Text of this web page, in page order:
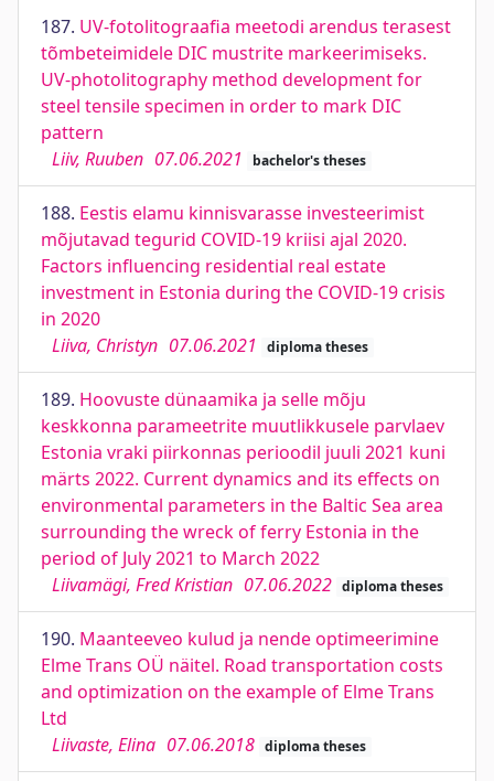
187. UV-fotolitograafia meetodi arendus terasest
tõmbeteimidele DIC mustrite markeerimiseks.
UV-photolitography method development for
steel tensile specimen in order to mark DIC
pattern
Liiv, Ruuben 07.06.2021 bachelor's theses
188. Eestis elamu kinnisvarasse investeerimist
mõjutavad tegurid COVID-19 kriisi ajal 2020.
Factors influencing residential real estate
investment in Estonia during the COVID-19 crisis
in 2020
Liiva, Christyn 07.06.2021 diploma theses
189. Hoovuste dünaamika ja selle mõju
keskkonna parameetrite muutlikkusele parvlaev
Estonia vraki piirkonnas perioodil juuli 2021 kuni
märts 2022. Current dynamics and its effects on
environmental parameters in the Baltic Sea area
surrounding the wreck of ferry Estonia in the
period of July 2021 to March 2022
Liivamägi, Fred Kristian 07.06.2022 diploma theses
190. Maanteeveo kulud ja nende optimeerimine
Elme Trans OÜ näitel. Road transportation costs
and optimization on the example of Elme Trans
Ltd
Liivaste, Elina 07.06.2018 diploma theses